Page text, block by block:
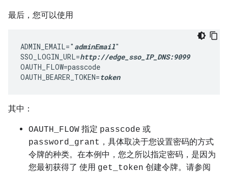
最后，您可以使用
ADMIN_EMAIL=" adminEmail"
SSO_LOGIN_URL=http://edge_sso_IP_DNS:9099
OAUTH_FLOW=passcode
OAUTH_BEARER_TOKEN=token
其中：
OAUTH_FLOW 指定 passcode 或
password_grant ，具体取决于您设置密码的方式
令牌的种类。在本例中，您之所以指定密码 ，是因为
您最初获得了 使用 get_token 创建令牌。请参阅